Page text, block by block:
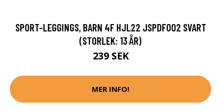
SPORT-LEGGINGS, BARN 4F HJL22 JSPDF002 SVART
(STORLEK: 13 ÅR)
239 SEK
MER INFO!